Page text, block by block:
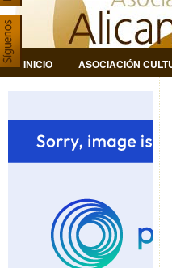
INICIO ASOCIACIÓN